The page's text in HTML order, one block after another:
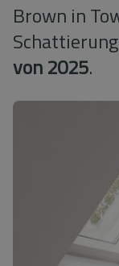
Brown in
von 2025.